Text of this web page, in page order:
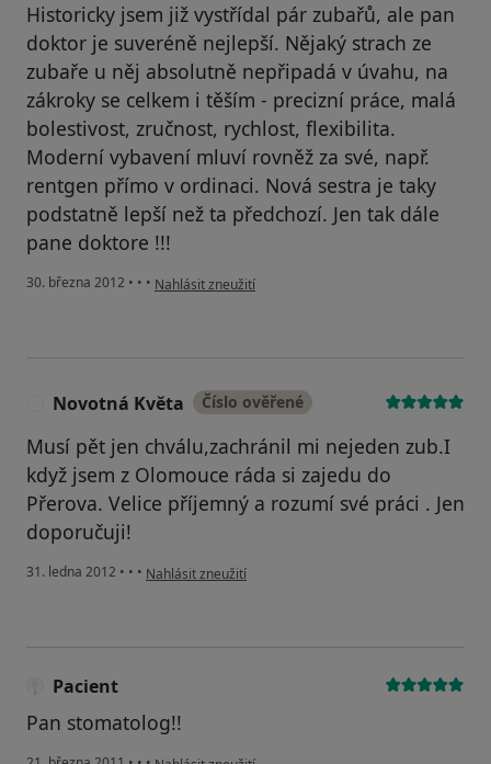
Historicky jsem již vystřídal pár zubařů, ale pan
doktor je suveréně nejlepší. Nějaký strach ze
zubaře u něj absolutně nepřipadá v úvahu, na
zákroky se celkem i těším - precizní práce, malá
bolestivost, zručnost, rychlost, flexibilita.
Moderní vybavení mluví rovněž za své, např.
rentgen přímo v ordinaci. Nová sestra je taky
podstatně lepší než ta předchozí. Jen tak dále
pane doktore !!!
30. března 2012 • • • podle názoru uživatele Váš účet byl odstraněn
Nahlásit zneužití
Novotná Květa Číslo ověřené
Musí pět jen chválu,zachránil mi nejeden zub.I
když jsem z Olomouce ráda si zajedu do
Přerova. Velice příjemný a rozumí své práci . Jen
doporučuji!
31. ledna 2012 • • • podle názoru uživatele Novotná Květa
Nahlásit zneužití
Pacient
Pan stomatolog!!
podle názoru uživatele Pacient